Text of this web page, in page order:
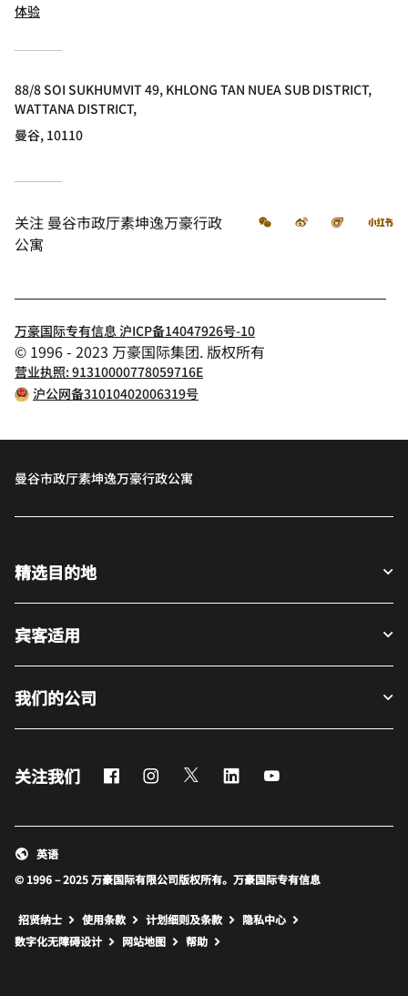
体验
88/8 SOI SUKHUMVIT 49, KHLONG TAN NUEA SUB DISTRICT,
WATTANA DISTRICT,
曼谷, 10110
关注 曼谷市政厅素坤逸万豪行政
公寓
微信 微博 飞猪
万豪国际专有信息 沪ICP备14047926号-10
© 1996 - 2023 万豪国际集团. 版权所有
营业执照: 91310000778059716E
沪公网备31010402006319号
曼谷市政厅素坤逸万豪行政公寓
精选目的地
宾客适用
我们的公司
关注我们 FacebookInstagram
Twitter LinkedIn
© 1996 – 2025 万豪国际有限公司版权所有。万豪国际专有信息
英语
招贤纳士 使用条款 计划细则及条款
隐私中心
数字化无障碍设计
网站地图 打开新窗口
帮助